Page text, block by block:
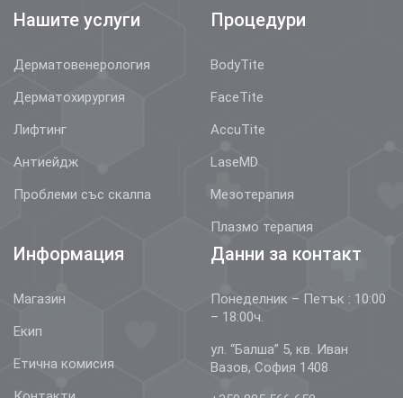
Нашите услуги
Дерматовенерология
Дерматохирургия
Лифтинг
Антиейдж
Проблеми със скалпа
Процедури
BodyTite
FaceTite
AccuTite
LaseMD
Мезотерапия
Плазмо терапия
Информация
Магазин
Екип
Етична комисия
Данни за контакт
Понеделник – Петък : 10:00
– 18:00ч.
ул. “Балша” 5, кв. Иван
Вазов, София 1408